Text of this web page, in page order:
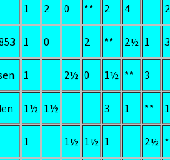
1 2 0 ** 2 4
1 0 2 ** 2½ 1 3
1 2½ 0 1½ ** 3
1½ 1½ 3 1 **
1 1½ 1½ 1 2½